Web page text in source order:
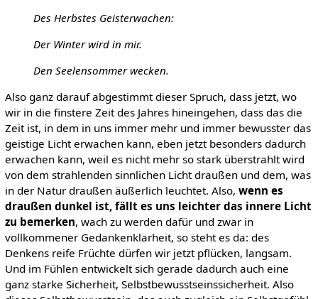
Des Herbstes Geisterwachen:
Der Winter wird in mir.
Den Seelensommer wecken.
Also ganz darauf abgestimmt dieser Spruch, dass jetzt, wo
wir in die finstere Zeit des Jahres hineingehen, dass das die
Zeit ist, in dem in uns immer mehr und immer bewusster das
geistige Licht erwachen kann, eben jetzt besonders dadurch
erwachen kann, weil es nicht mehr so stark überstrahlt wird
von dem strahlenden sinnlichen Licht draußen und dem, was
in der Natur draußen äußerlich leuchtet. Also, wenn es
draußen dunkel ist, fällt es uns leichter das innere Licht
zu bemerken, wach zu werden dafür und zwar in
vollkommener Gedankenklarheit, so steht es da: des
Denkens reife Früchte dürfen wir jetzt pflücken, langsam.
Und im Fühlen entwickelt sich gerade dadurch auch eine
ganz starke Sicherheit, Selbstbewusstseinssicherheit. Also